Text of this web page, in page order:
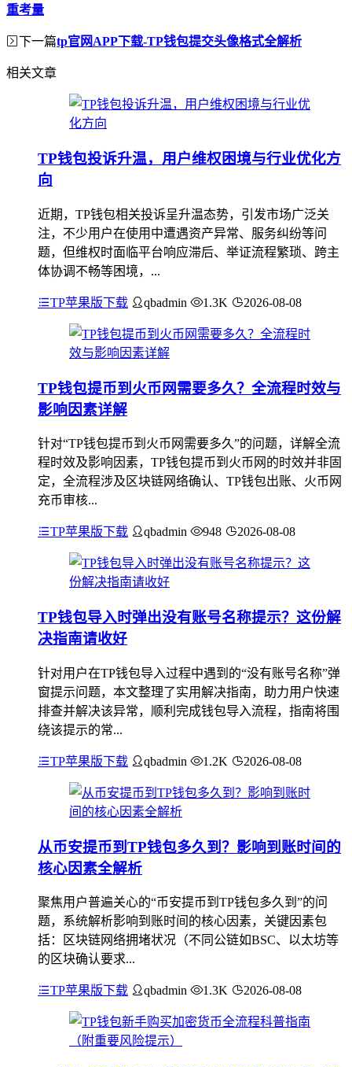
重考量
下一篇tp官网APP下载-TP钱包提交头像格式全解析
相关文章
TP钱包投诉升温，用户维权困境与行业优化方
向
近期，TP钱包相关投诉呈升温态势，引发市场广泛关
注，不少用户在使用中遭遇资产异常、服务纠纷等问
题，但维权时面临平台响应滞后、举证流程繁琐、跨主
体协调不畅等困境，...
TP苹果版下载 qbadmin 1.3K 2026-08-08
TP钱包提币到火币网需要多久？全流程时效与
影响因素详解
针对“TP钱包提币到火币网需要多久”的问题，详解全流
程时效及影响因素，TP钱包提币到火币网的时效并非固
定，全流程涉及区块链网络确认、TP钱包出账、火币网
充币审核...
TP苹果版下载 qbadmin 948 2026-08-08
TP钱包导入时弹出没有账号名称提示？这份解
决指南请收好
针对用户在TP钱包导入过程中遇到的“没有账号名称”弹
窗提示问题，本文整理了实用解决指南，助力用户快速
排查并解决该异常，顺利完成钱包导入流程，指南将围
绕该提示的常...
TP苹果版下载 qbadmin 1.2K 2026-08-08
从币安提币到TP钱包多久到？影响到账时间的
核心因素全解析
聚焦用户普遍关心的“币安提币到TP钱包多久到”的问
题，系统解析影响到账时间的核心因素，关键因素包
括：区块链网络拥堵状况（不同公链如BSC、以太坊等
的区块确认要求...
TP苹果版下载 qbadmin 1.3K 2026-08-08